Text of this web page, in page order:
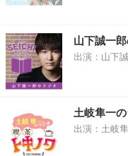
山下誠一
出演：山下
土岐隼一
出演：土岐